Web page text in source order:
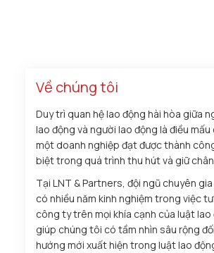
Về chúng tôi
Duy trì quan hệ lao động hài hòa giữa
lao động và người lao động là điều
một doanh nghiệp đạt được thành
biệt trong quá trình thu hút và giữ
Tại LNT & Partners, đội ngũ chuyên
có nhiều năm kinh nghiệm trong việc
công ty trên mọi khía cạnh của luật lao
giúp chúng tôi có tầm nhìn sâu rộng
hướng mới xuất hiện trong luật lao